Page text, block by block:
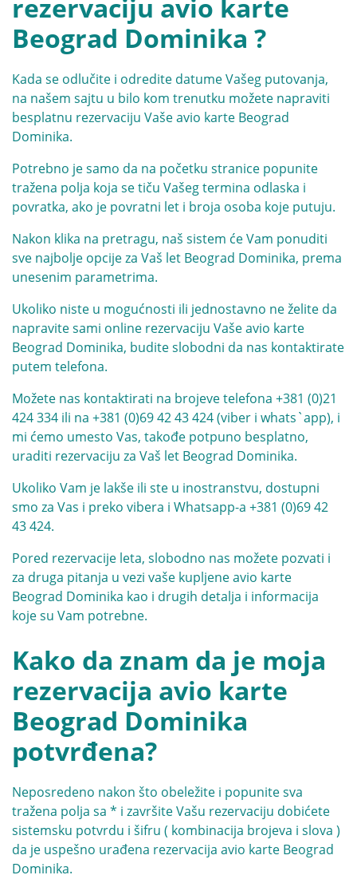
rezervaciju avio karte
Beograd Dominika ?
Kada se odlučite i odredite datume Vašeg putovanja,
na našem sajtu u bilo kom trenutku možete napraviti
besplatnu rezervaciju Vaše avio karte Beograd
Dominika.
Potrebno je samo da na početku stranice popunite
tražena polja koja se tiču Vašeg termina odlaska i
povratka, ako je povratni let i broja osoba koje putuju.
Nakon klika na pretragu, naš sistem će Vam ponuditi
sve najbolje opcije za Vaš let Beograd Dominika, prema
unesenim parametrima.
Ukoliko niste u mogućnosti ili jednostavno ne želite da
napravite sami online rezervaciju Vaše avio karte
Beograd Dominika, budite slobodni da nas kontaktirate
putem telefona.
Možete nas kontaktirati na brojeve telefona +381 (0)21
424 334 ili na +381 (0)69 42 43 424(viber i whats`app), i
mi ćemo umesto Vas, takođe potpuno besplatno,
uraditi rezervaciju za Vaš let Beograd Dominika.
Ukoliko Vam je lakše ili ste u inostranstvu, dostupni
smo za Vas i preko vibera i Whatsapp-a +381 (0)69 42
43 424.
Pored rezervacije leta, slobodno nas možete pozvati i
za druga pitanja u vezi vaše kupljene avio karte
Beograd Dominika kao i drugih detalja i informacija
koje su Vam potrebne.
Kako da znam da je moja
rezervacija avio karte
Beograd Dominika
potvrđena?
Neposredeno nakon što obeležite i popunite sva
tražena polja sa * i završite Vašu rezervaciju dobićete
sistemsku potvrdu i šifru ( kombinacija brojeva i slova )
da je uspešno urađena rezervacija avio karte Beograd
Dominika.